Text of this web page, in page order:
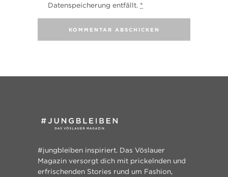
Datenspeicherung entfällt. *
#jungbleiben inspiriert. Das Vöslauer
Magazin versorgt dich mit prickelnden und
erfrischenden Stories rund um Fashion,